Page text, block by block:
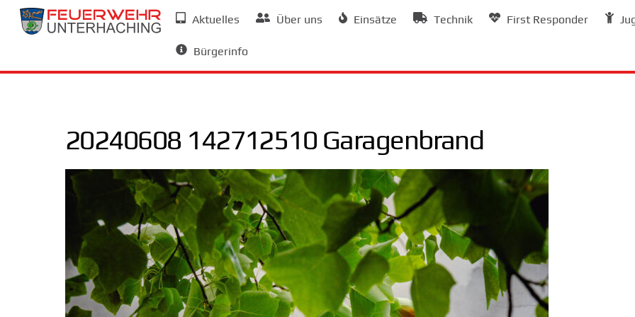
Skip
Aktuelles Über uns Einsätze Technik First Responder
Bürgerinfo
20240608 142712510 Garagenbrand